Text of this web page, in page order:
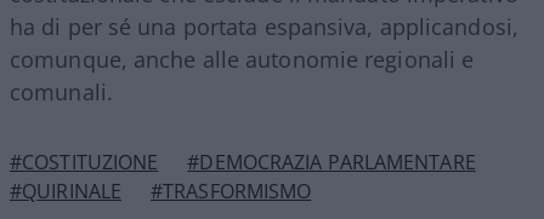
ha di per sé una portata espansiva, applicandosi,
comunque, anche alle autonomie regionali e
comunali.
#COSTITUZIONE
#DEMOCRAZIA PARLAMENTARE
#QUIRINALE
#TRASFORMISMO